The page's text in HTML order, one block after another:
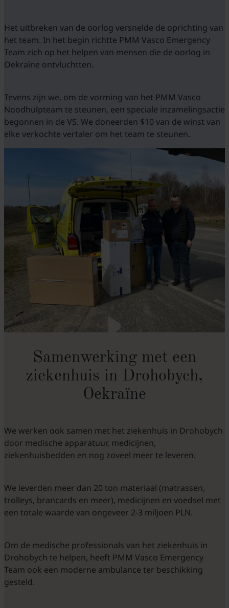
Het uitbreken van de oorlog versnelde de oprichting van
het team. In het begin richtte PMM Vasco Emergency
Team zich op het helpen van mensen die de oorlog in
Oekraïne ontvluchtten.
Tevens zijn we, om de vorming van het PMM Vasco
Noodhulpteam te steunen, een speciale inzamelingsactie
begonnen in de VS. We doneerden $10 van de winst van
elke verkochte vertaler om het team te steunen.
Samenwerking met een
ziekenhuis in Drohobych,
Oekraïne
We werken ook samen met het ziekenhuis in Drohobych
door medische apparatuur, medicijnen,
ziekenhuisbedden en nog zoveel meer te leveren.
We leverden meer dan 20 ton materiaal (matrassen,
trolleys, brancards en meer), medicijnen en voedsel met
een totale waarde van ongeveer 2-3 miljoen PLN.
Om de medische professionals van het ziekenhuis in
Drohobych te helpen, heeft PMM Vasco Emergency
Team ook een moderne ambulance ter beschikking
gesteld.